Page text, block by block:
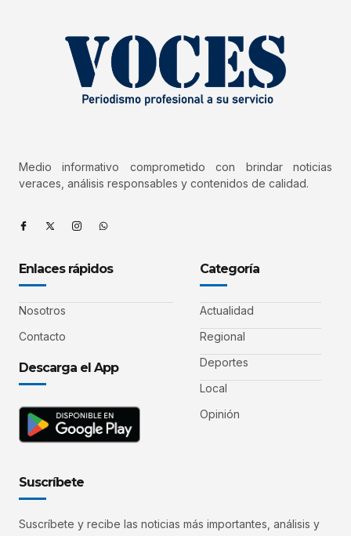
Medio informativo comprometido con brindar noticias
veraces, análisis responsables y contenidos de calidad.
Enlaces rápidos
Nosotros
Contacto
Descarga el App
Categoría
Actualidad
Regional
Deportes
Local
Opinión
Suscríbete
Suscríbete y recibe las noticias más importantes, análisis y